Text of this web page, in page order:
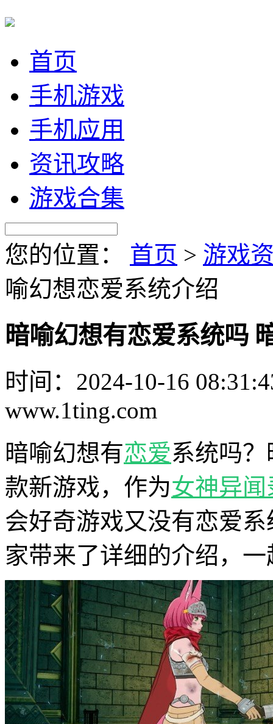
首页
手机游戏
手机应用
资讯攻略
游戏合集
您的位置： 首页 > 游戏
喻幻想恋爱系统介绍
暗喻幻想有恋爱系统吗
时间：2024-10-16
www.1ting.com
暗喻幻想有恋爱系统吗
款新游戏，作为女神异闻
会好奇游戏又没有恋爱
家带来了详细的介绍，